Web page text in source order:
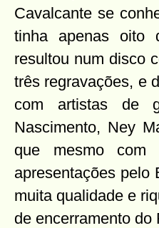
Cavalcante se
tinha apenas oito
resultou num disco
três regravações, e
com artistas de
Nascimento, Ney
que mesmo com
apresentações pelo
muita qualidade e
de encerramento do